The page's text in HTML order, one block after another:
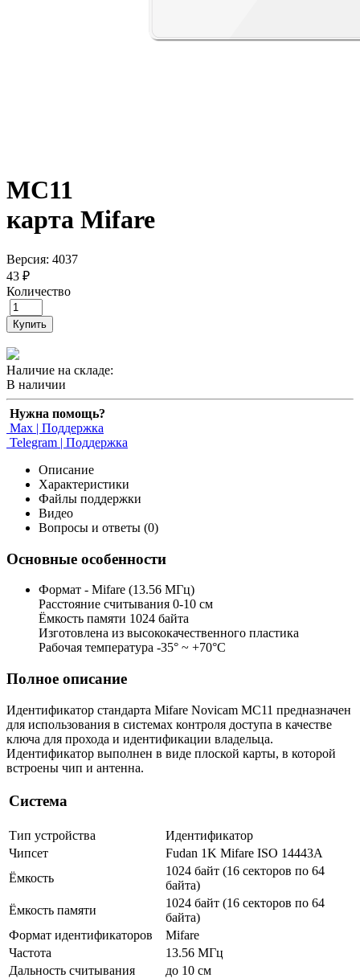
MC11
карта Mifare
Версия: 4037
43 ₽
Количество
Купить
Наличие на складе:
В наличии
Нужна помощь?
Max | Поддержка
Telegram | Поддержка
Описание
Характеристики
Файлы поддержки
Видео
Вопросы и ответы (0)
Основные особенности
Формат - Mifare (13.56 МГц)
Расстояние считывания 0-10 см
Ёмкость памяти 1024 байта
Изготовлена из высококачественного пластика
Рабочая температура -35° ~ +70°С
Полное описание
Идентификатор стандарта Mifare Novicam MC11 предназначен
для использования в системах контроля доступа в качестве
ключа для прохода и идентификации владельца.
Идентификатор выполнен в виде плоской карты, в которой
встроены чип и антенна.
Система
Тип устройства
Идентификатор
Чипсет
Fudan 1K Mifare ISO 14443A
Ёмкость
1024 байт (16 секторов по 64
байта)
Ёмкость памяти
1024 байт (16 секторов по 64
байта)
Формат идентификаторов
Mifare
Частота
13.56 МГц
Дальность считывания
до 10 см